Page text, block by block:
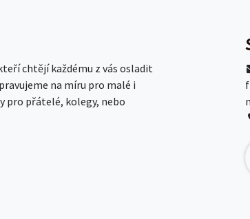
chtějí každému z vás osladit
na míru pro malé i
pro přátelé, kolegy, nebo